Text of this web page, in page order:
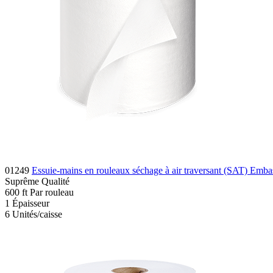
01249 Essuie-mains en rouleaux séchage à air traversant (SAT)
Suprême Qualité
600 ftPar rouleau
1 Épaisseur
6 Unités/caisse